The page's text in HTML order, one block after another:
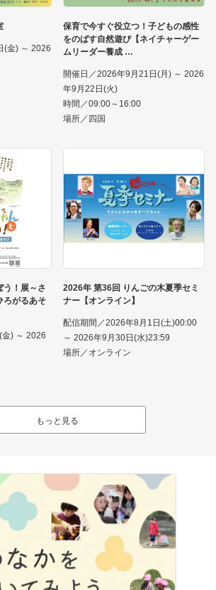
(金) ～ 2026
保育で今すぐ役立つ！子どもの感性
をのばす自然遊び【ネイチャーゲー
ムリーダー養成
開催日／2026年9月21日(月) ～ 2026
年9月22日(火)
時間／09:00～16:00
場所／四国
う！展～さ
ろがるあそ
) ～ 2026
2026年 第36回 りんごの木夏季セミ
ナー【オンライン】
配信期間／2026年8月1日(土)00:00
～ 2026年9月30日(水)23:59
場所／オンライン
もっと見る